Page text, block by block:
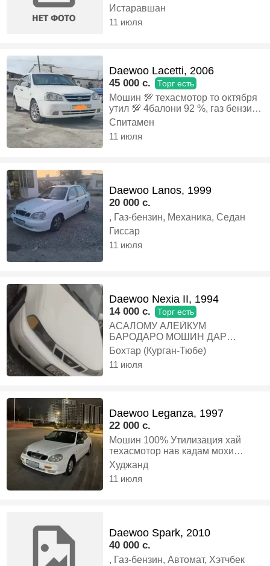
Истаравшан
11 июля
Daewoo Lacetti, 2006
45 000 c. Торг есть
Мошин 💯 техасмотор то октября
утил 💯 4балони 92 %, газ бензин,
автомат,, Газ-бензин, Автомат,
Спитамен
11 июля
Daewoo Lanos, 1999
20 000 c.
, Газ-бензин, Механика, Седан
Гиссар
11 июля
Daewoo Nexia II, 1994
14 000 c. Торг есть
АСАЛОМУ АЛЕЙКУМ
БАРОДАРО МОШИН ДАР
ХОЛАТИ ХУБИ ТЕХНИКИ КАРОР
ДОРАД СРОЧНО ФУРУХТА
МЕШАВА УТИЛ ДОРА ХУЧАТИ
АНИК ЗАНГ БЗАН БО МУОМИЛА
ДОРА, Газ-бензин, Механика,
Седан
Бохтар (Курган-Тюбе)
11 июля
Daewoo Leganza, 1997
22 000 c.
Мошин 100% Утилизация хай
техасмотор нав кадам мохи
апрель! Ходовой нав кардаги Нав
матор кардаги Каробкаям нав
кардаги Лабавой пеш нав
пеш нав 2та Дараш пультки
кушода мешад Чехол киштаги
Салонаш тоза даридаги не хичош
Задаги не хичош 4та чашка
Худжанд
11 июля
Daewoo Spark, 2010
40 000 c.
, Газ-бензин, Автомат, Хэтчбек